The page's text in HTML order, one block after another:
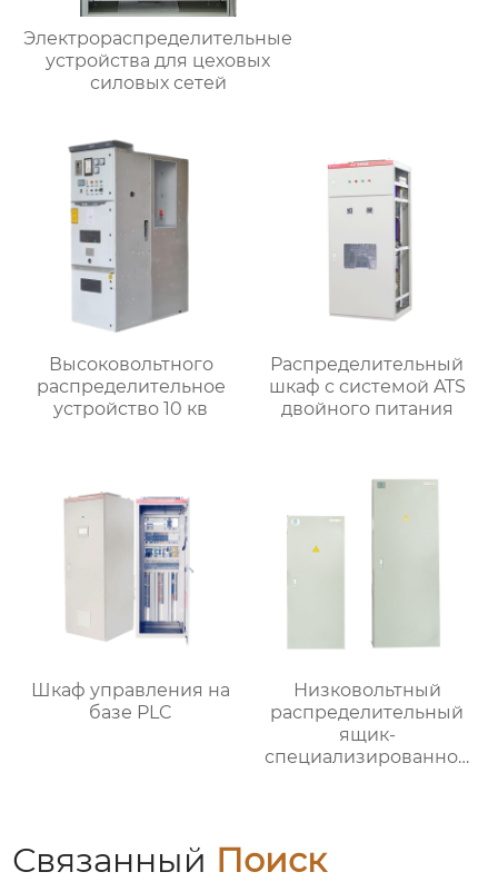
Электрораспределительные
устройства для цеховых
силовых сетей
Высоковольтного
распределительное
устройство 10 кв
Распределительный
шкаф с системой ATS
двойного питания
Шкаф управления на
базе PLC
Низковольтный
распределительный
ящик-
специализированное
Связанный Поиск